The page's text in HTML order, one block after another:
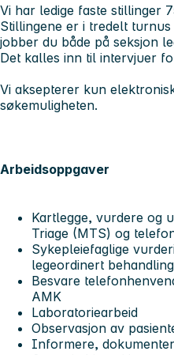
Vi har ledige faste stillinger
Stillingene er i tredelt
jobber du både på seksjon
Det kalles inn til intervjuer
Vi aksepterer kun
søkemuligheten.
Arbeidsoppgaver
Kartlegge, vurdere og
Triage (MTS) og
Sykepleiefaglige
legeordinert behandling
Besvare
AMK
Laboratoriearbeid
Observasjon av
Informere,